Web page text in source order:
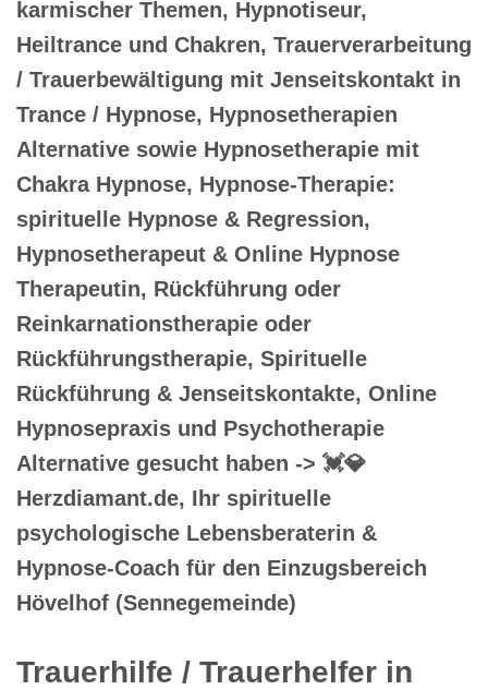
karmischer Themen, Hypnotiseur,
Heiltrance und Chakren, Trauerverarbeitung
/ Trauerbewältigung mit Jenseitskontakt in
Trance / Hypnose, Hypnosetherapien
Alternative sowie Hypnosetherapie mit
Chakra Hypnose, Hypnose-Therapie:
spirituelle Hypnose & Regression,
Hypnosetherapeut & Online Hypnose
Therapeutin, Rückführung oder
Reinkarnationstherapie oder
Rückführungstherapie, Spirituelle
Rückführung & Jenseitskontakte, Online
Hypnosepraxis und Psychotherapie
Alternative gesucht haben -> 💓️💎
Herzdiamant.de, Ihr spirituelle
psychologische Lebensberaterin &
Hypnose-Coach für den Einzugsbereich
Hövelhof (Sennegemeinde)
Trauerhilfe / Trauerhelfer in